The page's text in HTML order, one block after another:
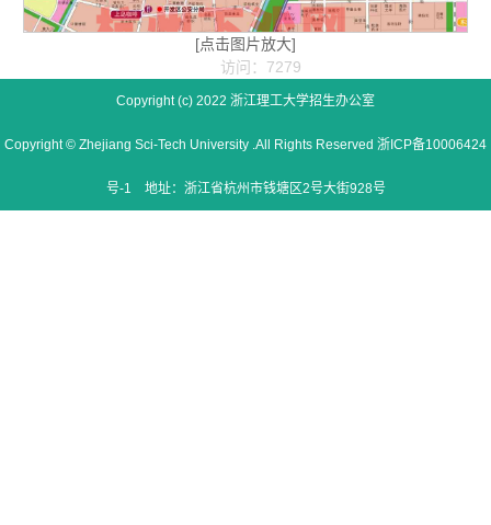
[点击图片放大]
访问：7279
Copyright (c) 2022 浙江理工大学招生办公室
Copyright © Zhejiang Sci-Tech University .All Rights Reserved 浙ICP备10006424
号-1 地址：浙江省杭州市钱塘区2号大街928号